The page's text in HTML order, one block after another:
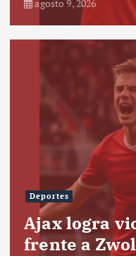
agosto 9, 2026
Deportes
Ajax logra
frente a